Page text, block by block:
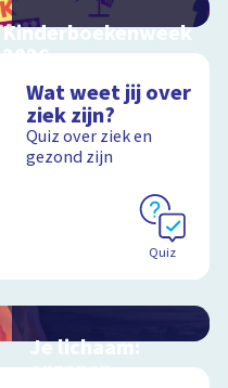
Kinderboekenweek
2026
thematitels
Wat weet jij over
ziek zijn?
Quiz over ziek en
gezond zijn
Quiz
Je lichaam:
organen